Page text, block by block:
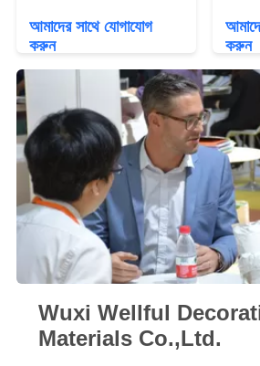
সাইট
ম্যাপ
PRIVACY
POLICY
আমাদের সাথে যোগাযোগ
করুন
করুন
Wuxi Wellful
Materials Co.,Ltd.